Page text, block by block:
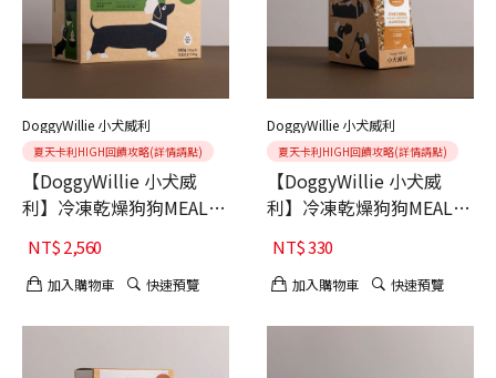
DoggyWillie 小犬威利
夏天卡利HIGH回饋攻略(詳情請點)
【DoggyWillie 小犬威
利】冷凍乾燥狗狗MEAL主
食 青豆蕈菇羊肉 800g
NT$2,560
加入購物車 快速預覽
DoggyWillie 小犬威利
夏天卡利HIGH回饋攻略(詳情請點)
【DoggyWillie 小犬威
利】冷凍乾燥狗狗MEAL主
食 南瓜鮮蔬雞肉 15g 6入
NT$330
加入購物車 快速預覽